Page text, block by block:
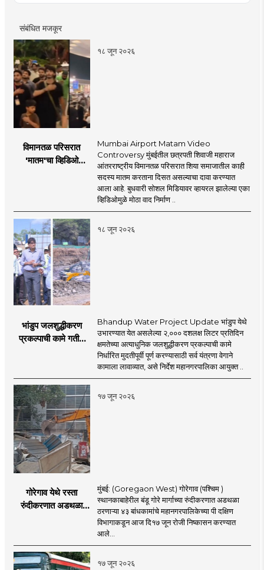
संबंधित मजकूर
१८ जून २०२६
विमानतळ परिसरात
'मातम'चा व्हिडिओ
Mumbai Airport Matam Video
Controversy मुंबईतील छत्रपती शिवाजी महाराज
आंतरराष्ट्रीय विमानतळ परिसरात शिया समाजातील काही
सदस्य मातम करताना दिसत असल्याचा दावा करण्यात
आला आहे. बुधवारी सोशल मिडियावर व्हायरल झालेल्या एका
व्हिडिओमुळे मोठा वाद निर्माण ..
१८ जून २०२६
भांडुप जलशुद्धीकरण
प्रकल्पाची कामे गतीने
Bhandup Water Project Update भांडुप येथे
उभारण्यात येत असलेल्या २,००० दशलक्ष लिटर प्रतिदिन
क्षमतेच्या अत्याधुनिक जलशुद्धीकरण प्रकल्पाची कामे
निर्धारित मुदतीपूर्वी पूर्ण करण्यासाठी सर्व यंत्रणा वेगाने
कामाला लावाव्यात, असे निर्देश महानगरपालिका आयुक्त ..
१७ जून २०२६
गोरेगाव येथे रस्ता
रुंदीकरणात अडथळा
मुंबई: (Goregaon West) गोरेगाव (पश्चिम )
स्थानकाबाहेरील बंडू गोरे मार्गाच्या रुंदीकरणात अडथळा
ठरणाऱ्या ४३ बांधकामांचे महानगरपालिकेच्या पी दक्षिण
विभागाकडून आज दि१७ जून रोजी निष्कासन करण्यात
आले...
१७ जून २०२६